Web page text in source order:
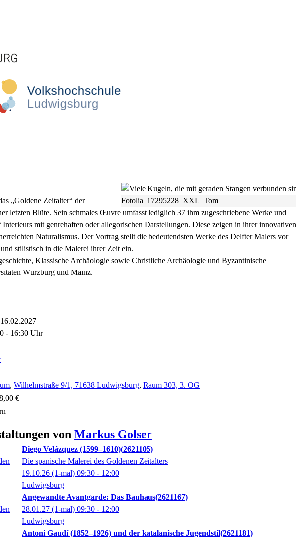
Fotolia_17295228_XXL_Tom
„Goldene Zeitalter“ der
letzten Blüte. Sein schmales Œuvre umfasst lediglich 37 ihm zugeschriebene Werke und
mit genrehaften oder allegorischen Darstellungen. Diese zeigen in ihrer innovativen
Naturalismus. Der Vortrag stellt die bedeutendsten Werke des Delfter Malers vor
stilistisch in die Malerei ihrer Zeit ein.
Klassische Archäologie sowie Christliche Archäologie und Byzantinische
Würzburg und Mainz.
- 16:30 Uhr
, Wilhelmstraße 9/1, 71638 Ludwigsburg, Raum 303, 3. OG
€
von Markus Golser
Diego Velázquez (1599–1610) 2621105
Die spanische Malerei des Goldenen Zeitalters
19.10.26 (1-mal) 09:30 - 12:00
Ludwigsburg
Angewandte Avantgarde: Das Bauhaus 2621167
28.01.27 (1-mal) 09:30 - 12:00
Ludwigsburg
Antoni Gaudí (1852–1926) und der katalanische Jugendstil 2621181